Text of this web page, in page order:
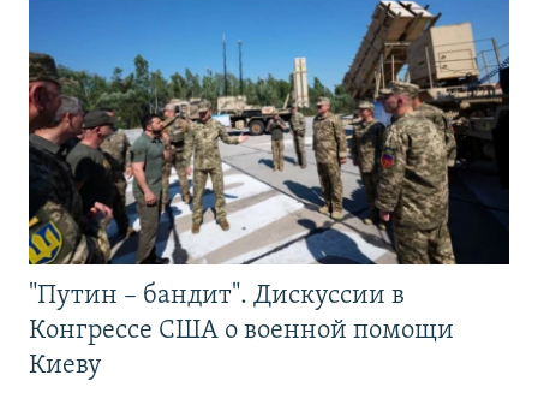
"Путин – бандит". Дискуссии в
Конгрессе США о военной помощи
Киеву